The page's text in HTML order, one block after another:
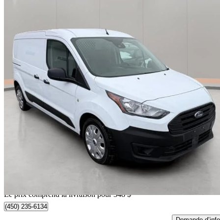
2022 Ford Transit Connect
Cargo XL LWB FWD with Rear Cargo Doors196 470 km
Affaire
Le prix comprend la livraison pour 348 $
(450) 235-6134